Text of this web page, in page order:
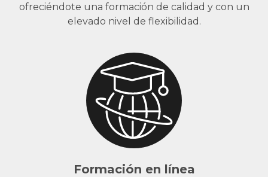
ofreciéndote una formación de calidad y con un
elevado nivel de flexibilidad.
Formación en línea